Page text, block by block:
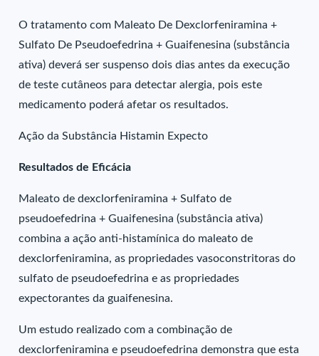
O tratamento com Maleato De Dexclorfeniramina +
Sulfato De Pseudoefedrina + Guaifenesina (substância
ativa) deverá ser suspenso dois dias antes da execução
de teste cutâneos para detectar alergia, pois este
medicamento poderá afetar os resultados.
Ação da Substância Histamin Expecto
Resultados de Eficácia
Maleato de dexclorfeniramina + Sulfato de
pseudoefedrina + Guaifenesina (substância ativa)
combina a ação anti-histamínica do maleato de
dexclorfeniramina, as propriedades vasoconstritoras do
sulfato de pseudoefedrina e as propriedades
expectorantes da guaifenesina.
Um estudo realizado com a combinação de
dexclorfeniramina e pseudoefedrina demonstra que esta